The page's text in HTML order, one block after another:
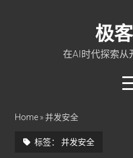
极
在AI时代探索从
Home»并发安全
标签： 并发安全